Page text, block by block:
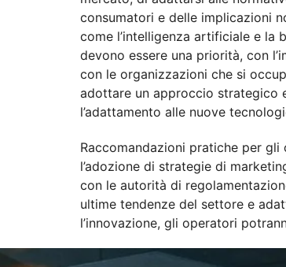
consumatori e delle implicazioni
come l’intelligenza artificiale e la
devono essere una priorità, con
con le organizzazioni che si
adottare un approccio strategico
l’adattamento alle nuove
Raccomandazioni pratiche per
l’adozione di strategie di
con le autorità di
ultime tendenze del settore e
l’innovazione, gli operatori